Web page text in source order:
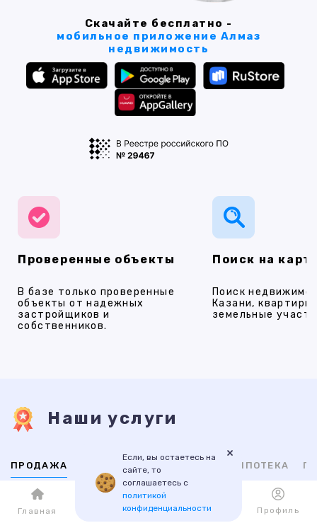
Скачайте бесплатно -
мобильное приложение Алмаз
недвижимость
Проверенные объекты
В базе только проверенные
объекты от надежных
застройщиков и
собственников.
Поиск на
Поиск
Казани,
земельные
Наши услуги
ПРОДАЖА ИПОТЕКА
ВТОРИЧНАЯ НОВОСТРОЙКИ
Если, вы остаетесь на
сайте, то
соглашаетесь с
политикой
конфиденциальности
×
Главная Каталог Избранное Профиль